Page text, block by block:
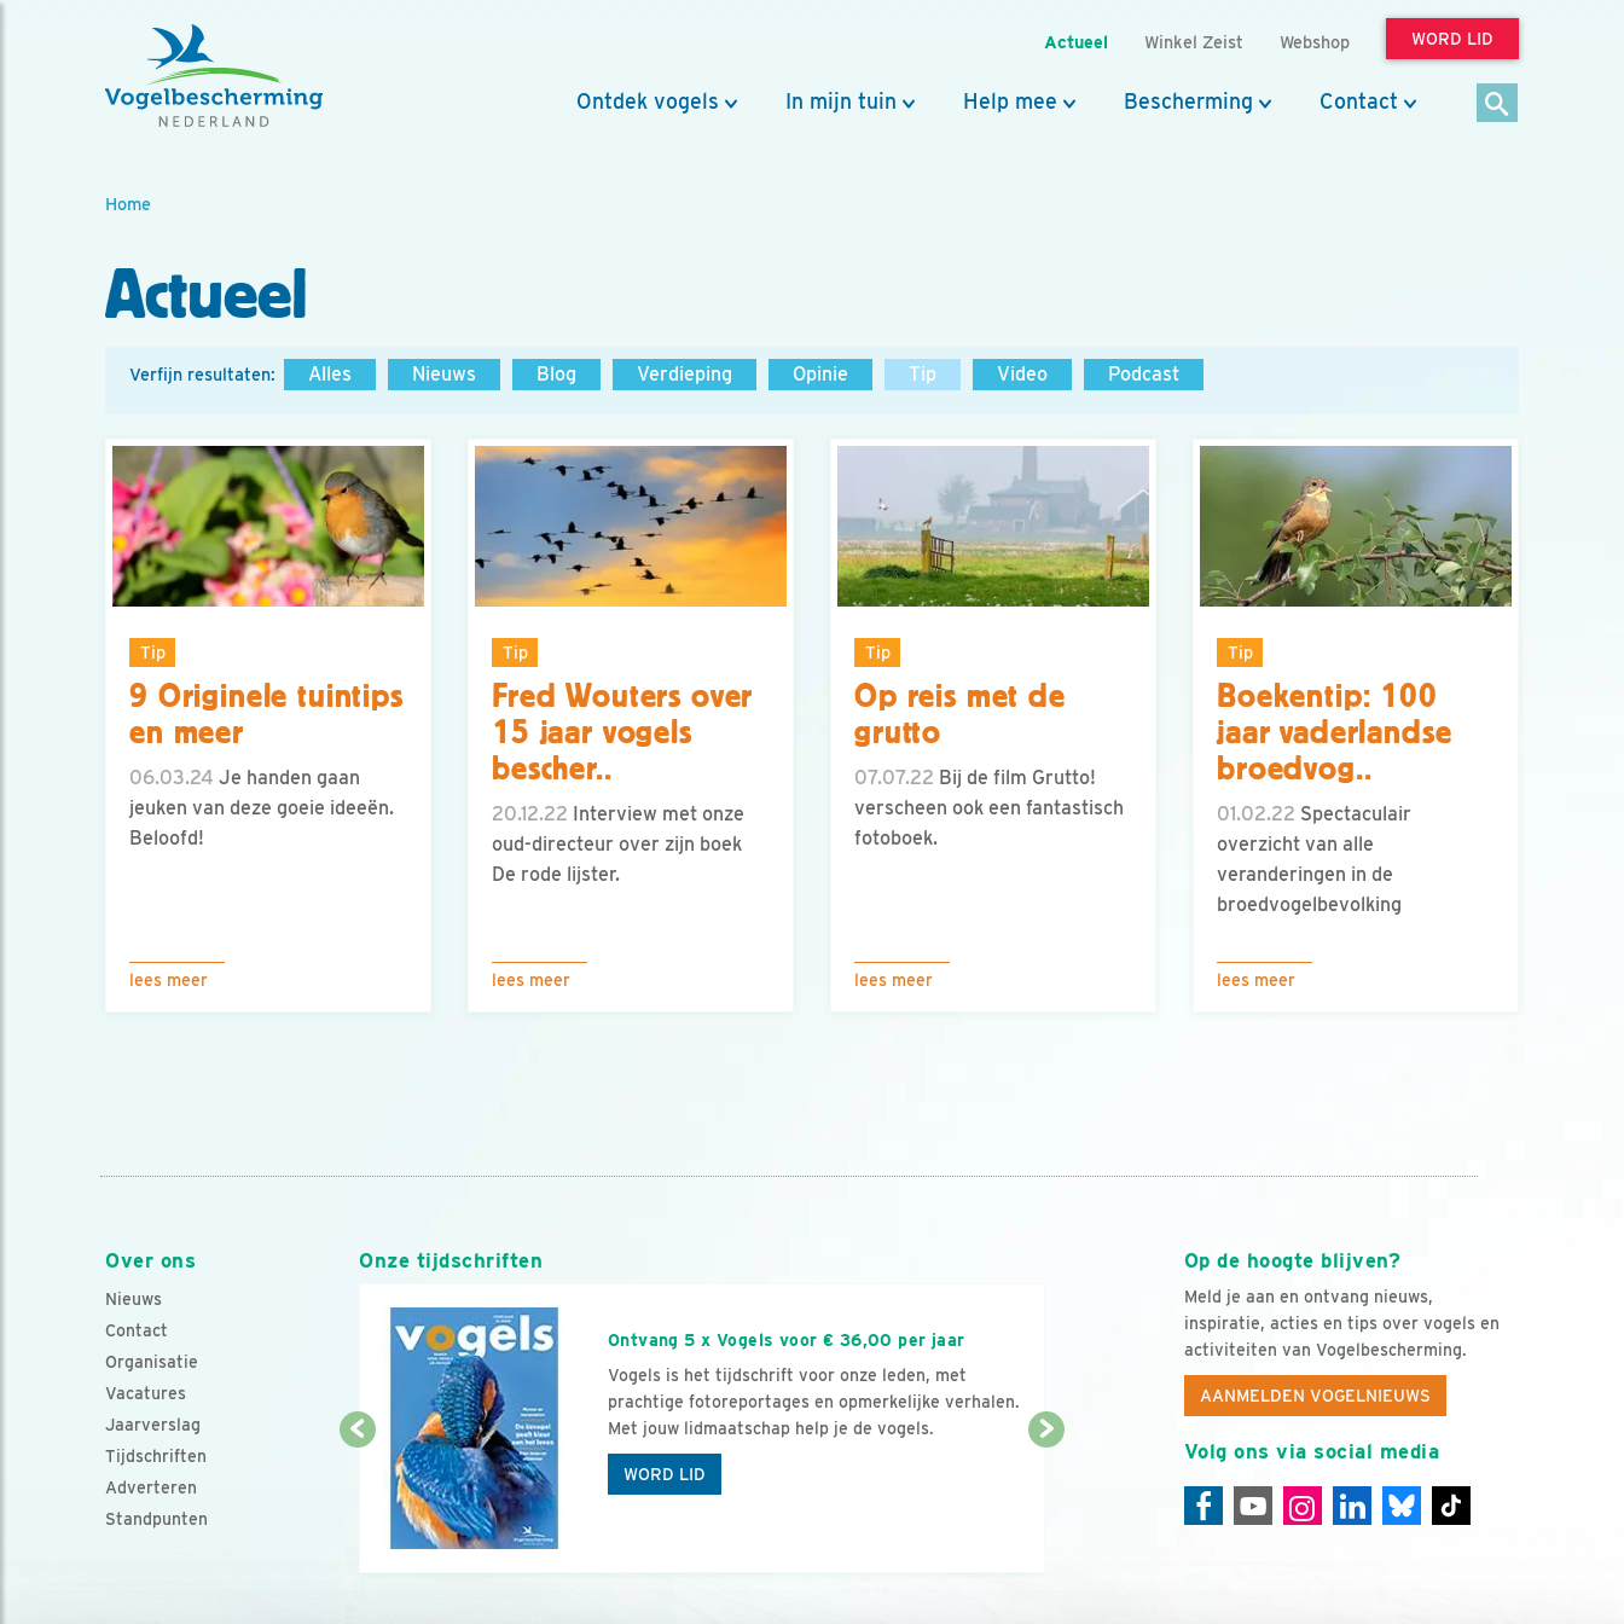
Actueel Winkel Zeist Webshop WORD LID
Ontdek vogels In mijn tuin Help mee Bescherming Contact
Home
Actueel
Verfijn resultaten: Alles Nieuws Blog Verdieping Opinie Tip Video Podcast
Tip
9 Originele tuintips
en meer
06.03.24 Je handen gaan
jeuken van deze goeie ideeën.
Beloofd!
lees meer
Tip
Fred Wouters over
15 jaar vogels
bescher..
20.12.22 Interview met onze
oud-directeur over zijn boek
De rode lijster.
lees meer
Tip
Op reis met de
grutto
07.07.22 Bij de film Grutto!
verscheen ook een fantastisch
fotoboek.
lees meer
Tip
Boekentip: 100
jaar vaderlandse
broedvog..
01.02.22 Spectaculair
overzicht van alle
veranderingen in de
broedvogelbevolking
lees meer
Over ons
Nieuws
Contact
Organisatie
Vacatures
Jaarverslag
Tijdschriften
Adverteren
Standpunten
Op de hoogte blijven?
Meld je aan en ontvang nieuws,
inspiratie, acties en tips over vogels en
activiteiten van Vogelbescherming.
AANMELDEN VOGELNIEUWS
Volg ons via social media
Onze tijdschriften
Ontvang 5 x Vogels voor € 36,00 per jaar
Vogels is het tijdschrift voor onze leden, met
prachtige fotoreportages en opmerkelijke verhalen.
Met jouw lidmaatschap help je de vogels.
WORD LID